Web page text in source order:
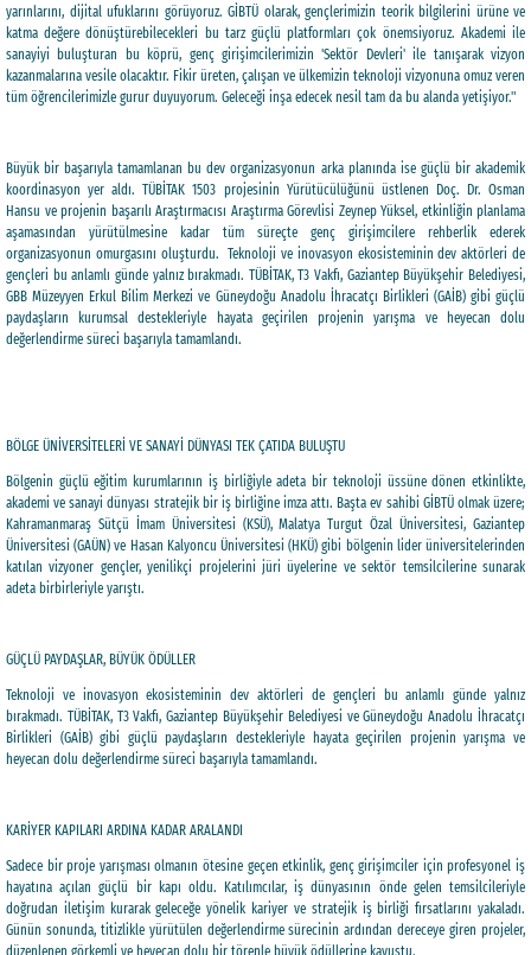
yarınlarını, dijital ufuklarını görüyoruz. GİBTÜ olarak, gençlerimizin teorik bilgilerini ürüne ve
katma değere dönüştürebilecekleri bu tarz güçlü platformları çok önemsiyoruz. Akademi ile
sanayiyi buluşturan bu köprü, genç girişimcilerimizin 'Sektör Devleri' ile tanışarak vizyon
kazanmalarına vesile olacaktır. Fikir üreten, çalışan ve ülkemizin teknoloji vizyonuna omuz veren
tüm öğrencilerimizle gurur duyuyorum. Geleceği inşa edecek nesil tam da bu alanda yetişiyor."
Büyük bir başarıyla tamamlanan bu dev organizasyonun arka planında ise güçlü bir akademik
koordinasyon yer aldı. TÜBİTAK 1503 projesinin Yürütücülüğünü üstlenen Doç. Dr. Osman
Hansu ve projenin başarılı Araştırmacısı Araştırma Görevlisi Zeynep Yüksel, etkinliğin planlama
aşamasından yürütülmesine kadar tüm süreçte genç girişimcilere rehberlik ederek
organizasyonun omurgasını oluşturdu. Teknoloji ve inovasyon ekosisteminin dev aktörleri de
gençleri bu anlamlı günde yalnız bırakmadı. TÜBİTAK, T3 Vakfı, Gaziantep Büyükşehir Belediyesi,
GBB Müzeyyen Erkul Bilim Merkezi ve Güneydoğu Anadolu İhracatçı Birlikleri (GAİB) gibi güçlü
paydaşların kurumsal destekleriyle hayata geçirilen projenin yarışma ve heyecan dolu
değerlendirme süreci başarıyla tamamlandı.
BÖLGE ÜNİVERSİTELERİ VE SANAYİ DÜNYASI TEK ÇATIDA BULUŞTU
Bölgenin güçlü eğitim kurumlarının iş birliğiyle adeta bir teknoloji üssüne dönen etkinlikte,
akademi ve sanayi dünyası stratejik bir iş birliğine imza attı. Başta ev sahibi GİBTÜ olmak üzere;
Kahramanmaraş Sütçü İmam Üniversitesi (KSÜ), Malatya Turgut Özal Üniversitesi, Gaziantep
Üniversitesi (GAÜN) ve Hasan Kalyoncu Üniversitesi (HKÜ) gibi bölgenin lider üniversitelerinden
katılan vizyoner gençler, yenilikçi projelerini jüri üyelerine ve sektör temsilcilerine sunarak
adeta birbirleriyle yarıştı.
GÜÇLÜ PAYDAŞLAR, BÜYÜK ÖDÜLLER
Teknoloji ve inovasyon ekosisteminin dev aktörleri de gençleri bu anlamlı günde yalnız
bırakmadı. TÜBİTAK, T3 Vakfı, Gaziantep Büyükşehir Belediyesi ve Güneydoğu Anadolu İhracatçı
Birlikleri (GAİB) gibi güçlü paydaşların destekleriyle hayata geçirilen projenin yarışma ve
heyecan dolu değerlendirme süreci başarıyla tamamlandı.
KARİYER KAPILARI ARDINA KADAR ARALANDI
Sadece bir proje yarışması olmanın ötesine geçen etkinlik, genç girişimciler için profesyonel iş
hayatına açılan güçlü bir kapı oldu. Katılımcılar, iş dünyasının önde gelen temsilcileriyle
doğrudan iletişim kurarak geleceğe yönelik kariyer ve stratejik iş birliği fırsatlarını yakaladı.
Günün sonunda, titizlikle yürütülen değerlendirme sürecinin ardından dereceye giren projeler,
düzenlenen görkemli ve heyecan dolu bir törenle büyük ödüllerine kavuştu.